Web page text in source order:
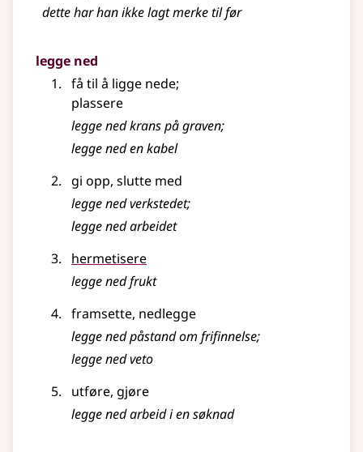
dette har han ikke lagt merke til før
legge ned
få til å ligge nede;
plassere
legge ned krans på graven;
legge ned en kabel
gi opp, slutte med
legge ned verkstedet;
legge ned arbeidet
hermetisere
legge ned frukt
framsette, nedlegge
legge ned påstand om frifinnelse;
legge ned veto
utføre, gjøre
legge ned arbeid i en søknad